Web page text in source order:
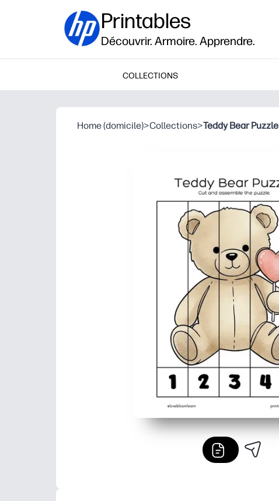
Printables
Découvrir. Armoire. Apprendre.
COLLECTIONS
Home (domicile)>Collections>Teddy Bear Puzzle